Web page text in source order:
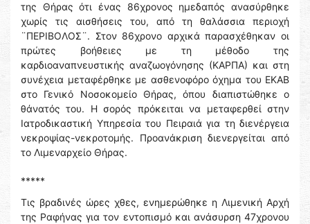
της Θήρας ότι ένας 86χρονος ημεδαπός ανασύρθηκε
χωρίς τις αισθήσεις του, από τη θαλάσσια περιοχή
¨ΠΕΡΙΒΟΛΟΣ¨. Στον 86χρονο αρχικά παρασχέθηκαν οι
πρώτες βοήθειες με τη μέθοδο της
καρδιοαναπνευστικής αναζωογόνησης (ΚΑΡΠΑ) και στη
συνέχεια μεταφέρθηκε με ασθενοφόρο όχημα του ΕΚΑΒ
στο Γενικό Νοσοκομείο Θήρας, όπου διαπιστώθηκε ο
θάνατός του. Η σορός πρόκειται να μεταφερθεί στην
Ιατροδικαστική Υπηρεσία του Πειραιά για τη διενέργεια
νεκροψίας-νεκροτομής. Προανάκριση διενεργείται από
το Λιμεναρχείο Θήρας.
*****
Τις βραδινές ώρες χθες, ενημερώθηκε η Λιμενική Αρχή
της Ραφήνας για τον εντοπισμό και ανάσυρση 47χρονου